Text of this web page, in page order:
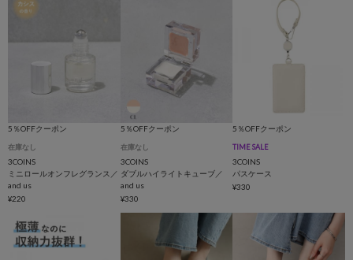
5％OFFクーポン
在庫なし
3COINS
ミニロールオンフレグランス／
and us
¥220
5％OFFクーポン
在庫なし
3COINS
ダブルハイライトキューブ／
and us
¥330
5％OFFクーポン
TIME SALE
3COINS
パスケース
¥330